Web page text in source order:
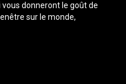
donneront le goût de
sur le monde,